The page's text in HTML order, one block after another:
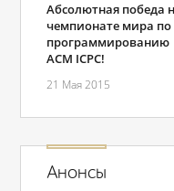
Абсолютная победа
чемпионате мира по
программированию
ACM ICPC!
21 Мая 2015
Анонсы